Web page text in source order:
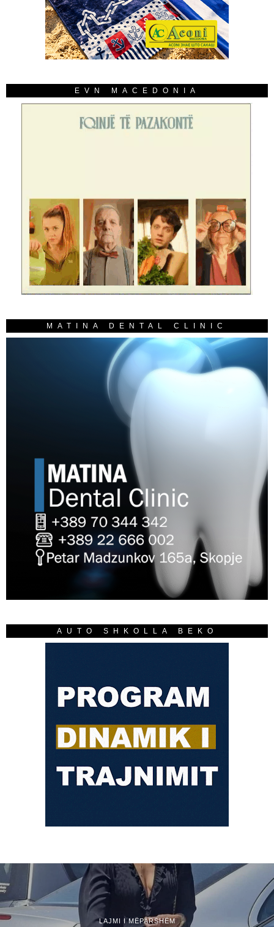
EVN MACEDONIA
MATINA DENTAL CLINIC
AUTO SHKOLLA BEKO
LAJMI I MËPARSHËM